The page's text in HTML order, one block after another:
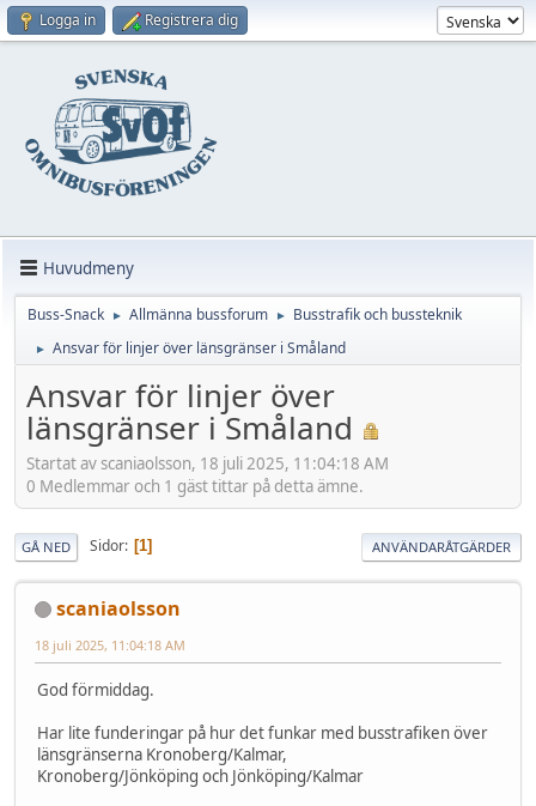
Logga in Registrera dig
Huvudmeny
Buss-Snack ► Allmänna bussforum ► Busstrafik och bussteknik
► Ansvar för linjer över länsgränser i Småland
Ansvar för linjer över
länsgränser i Småland
Startat av scaniaolsson, 18 juli 2025, 11:04:18 AM
0 Medlemmar och 1 gäst tittar på detta ämne.
GÅ NED Sidor 1 ANVÄNDARÅTGÄRDER
scaniaolsson
18 juli 2025, 11:04:18 AM
God förmiddag.
Har lite funderingar på hur det funkar med busstrafiken över
länsgränserna Kronoberg/Kalmar,
Kronoberg/Jönköping och Jönköping/Kalmar